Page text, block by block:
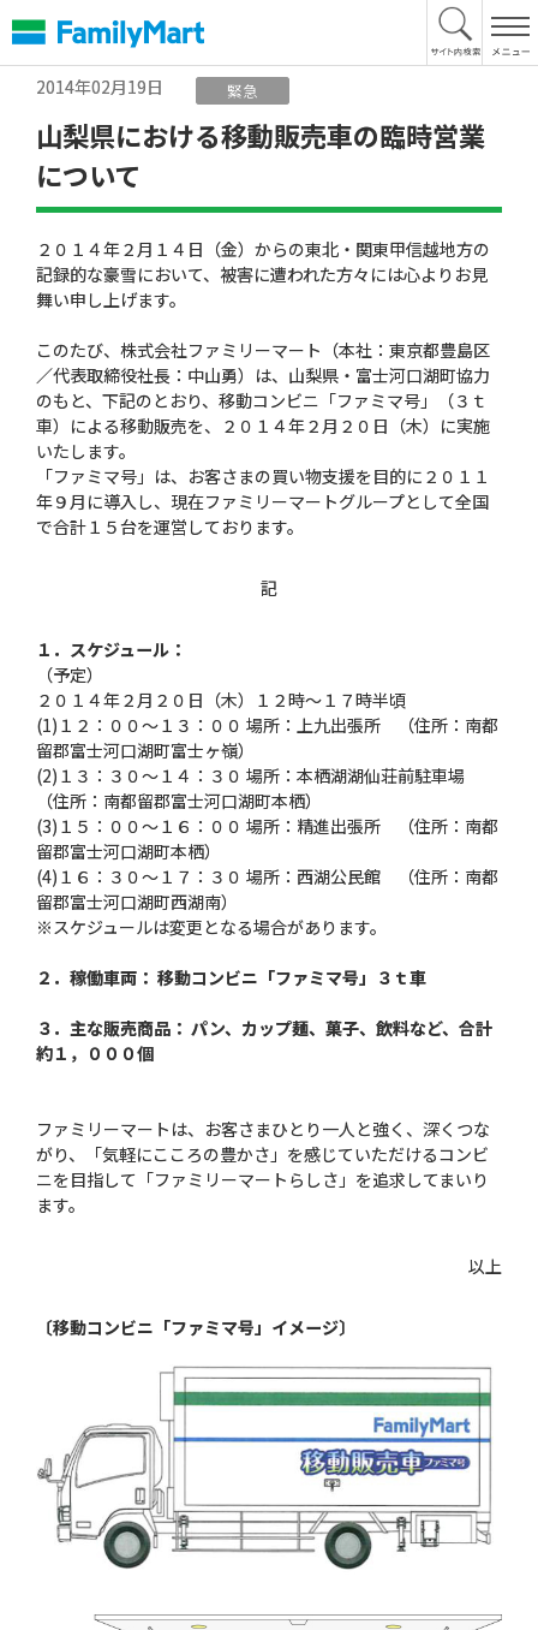
文
へ
2014年02月19日
緊急
山梨県における移動販売車の臨時営業
について
２０１４年２月１４日（金）からの東北・関東甲信越地方の
記録的な豪雪において、被害に遭われた方々には心よりお見
舞い申し上げます。
このたび、株式会社ファミリーマート（本社：東京都豊島区
／代表取締役社長：中山勇）は、山梨県・富士河口湖町協力
のもと、下記のとおり、移動コンビニ「ファミマ号」（３ｔ
車）による移動販売を、２０１４年２月２０日（木）に実施
いたします。
「ファミマ号」は、お客さまの買い物支援を目的に２０１１
年９月に導入し、現在ファミリーマートグループとして全国
で合計１５台を運営しております。
記
１．スケジュール：
（予定）
２０１４年２月２０日（木）１２時～１７時半頃
(1)１２：００～１３：００ 場所：上九出張所 （住所：南都
留郡富士河口湖町富士ヶ嶺）
(2)１３：３０～１４：３０ 場所：本栖湖湖仙荘前駐車場
（住所：南都留郡富士河口湖町本栖）
(3)１５：００～１６：００ 場所：精進出張所 （住所：南都
留郡富士河口湖町本栖）
(4)１６：３０～１７：３０ 場所：西湖公民館 （住所：南都
留郡富士河口湖町西湖南）
※スケジュールは変更となる場合があります。
２．稼働車両： 移動コンビニ「ファミマ号」３ｔ車
３．主な販売商品： パン、カップ麺、菓子、飲料など、合計
約１，０００個
ファミリーマートは、お客さまひとり一人と強く、深くつな
がり、「気軽にこころの豊かさ」を感じていただけるコンビ
ニを目指して「ファミリーマートらしさ」を追求してまいり
ます。
以上
〔移動コンビニ「ファミマ号」イメージ〕